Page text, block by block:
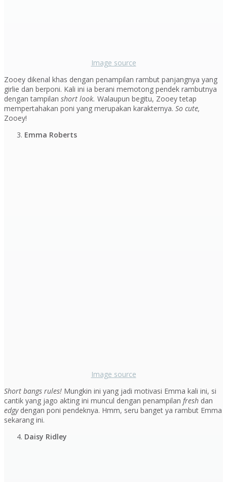
Image source
Zooey dikenal khas dengan penampilan rambut panjangnya yang
girlie dan berponi. Kali ini ia berani memotong pendek rambutnya
dengan tampilan short look. Walaupun begitu, Zooey tetap
mempertahakan poni yang merupakan karakternya. So cute,
Zooey!
Emma Roberts
Image source
Short bangs rules! Mungkin ini yang jadi motivasi Emma kali ini, si
cantik yang jago akting ini muncul dengan penampilan fresh dan
edgy dengan poni pendeknya. Hmm, seru banget ya rambut Emma
sekarang ini.
Daisy Ridley